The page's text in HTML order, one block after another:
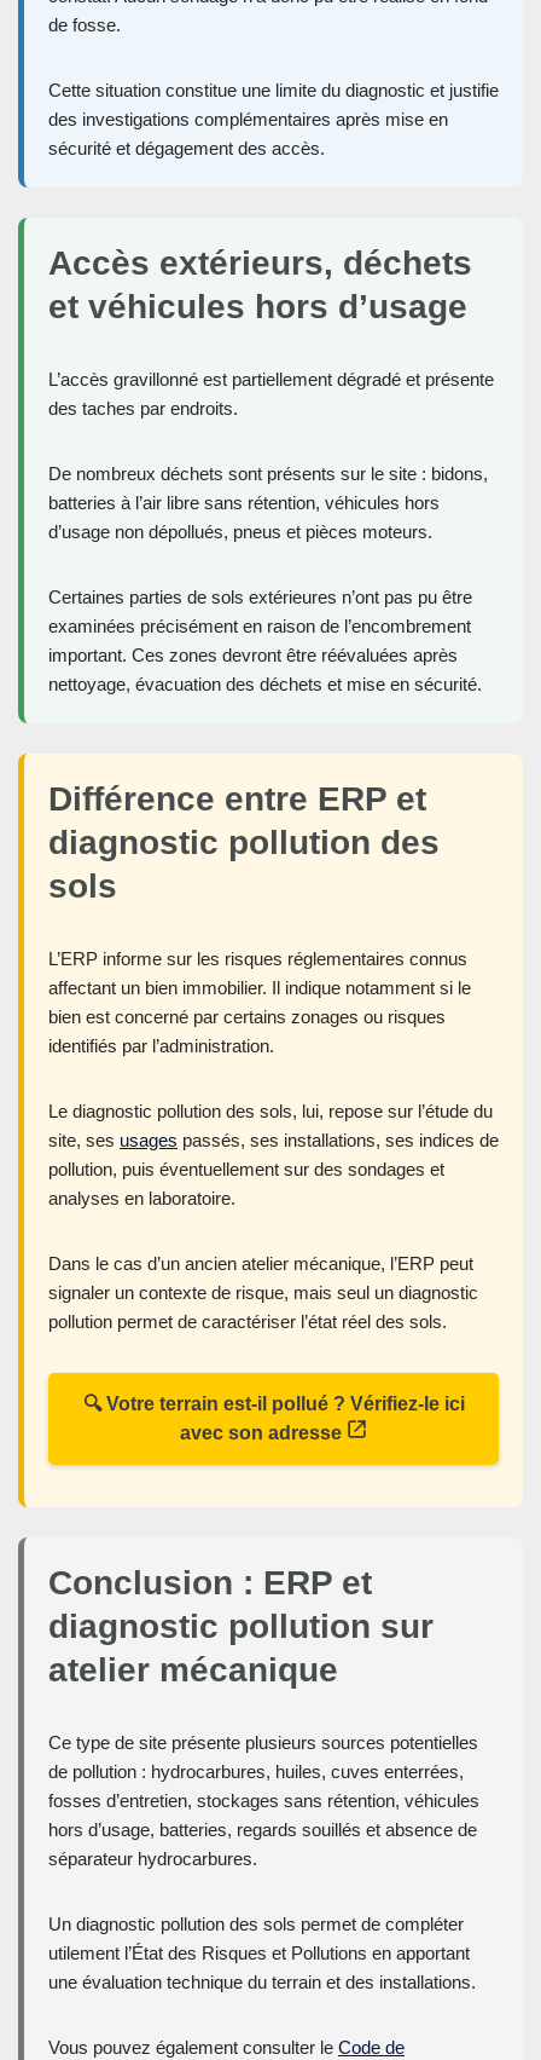
de fosse.
Cette situation constitue une limite du diagnostic et justifie
des investigations complémentaires après mise en
sécurité et dégagement des accès.
Accès extérieurs, déchets
et véhicules hors d’usage
L’accès gravillonné est partiellement dégradé et présente
des taches par endroits.
De nombreux déchets sont présents sur le site : bidons,
batteries à l’air libre sans rétention, véhicules hors
d’usage non dépollués, pneus et pièces moteurs.
Certaines parties de sols extérieures n’ont pas pu être
examinées précisément en raison de l’encombrement
important. Ces zones devront être réévaluées après
nettoyage, évacuation des déchets et mise en sécurité.
Différence entre ERP et
diagnostic pollution des
sols
L’ERP informe sur les risques réglementaires connus
affectant un bien immobilier. Il indique notamment si le
bien est concerné par certains zonages ou risques
identifiés par l’administration.
Le diagnostic pollution des sols, lui, repose sur l’étude du
site, ses usages passés, ses installations, ses indices de
pollution, puis éventuellement sur des sondages et
analyses en laboratoire.
Dans le cas d’un ancien atelier mécanique, l’ERP peut
signaler un contexte de risque, mais seul un diagnostic
pollution permet de caractériser l’état réel des sols.
🔍 Votre terrain est-il pollué ? Vérifiez-le ici
avec son adresse
Conclusion : ERP et
diagnostic pollution sur
atelier mécanique
Ce type de site présente plusieurs sources potentielles
de pollution : hydrocarbures, huiles, cuves enterrées,
fosses d’entretien, stockages sans rétention, véhicules
hors d’usage, batteries, regards souillés et absence de
séparateur hydrocarbures.
Un diagnostic pollution des sols permet de compléter
utilement l’État des Risques et Pollutions en apportant
une évaluation technique du terrain et des installations.
Vous pouvez également consulter le Code de